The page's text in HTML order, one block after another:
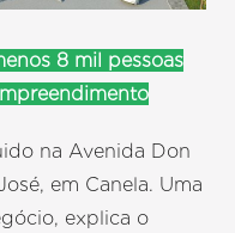
8 mil pessoas
na Avenida Don
em Canela. Uma
explica o